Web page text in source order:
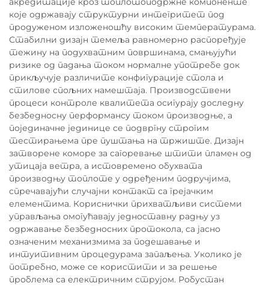
које одржавају структурни интегритет под
продуженом изложеношћу високим температурама.
Стабилни дизајн темеља равномерно распоређује
тежину на подухватним површинама, смањујући
ризике од падања током нормалне употребе док
прикључује различите конфигурације стола и
стилове спољних намештаја. Производствени
процеси контроле квалитета осигурају доследну
безбедносну перформансу током производње, а
појединачне јединице се подвргну строгим
тестирањема пре пуштања на тржиште. Дизајн
затворене коморе за сагоревање штити пламен од
утицаја ветра, а истовремено обухвата
производњу топлоте у одређеним подручјима,
спречавајући случајни контакт са грејачким
елементима. Кориснички прихватљиви системи
управљања омогућавају једноставну радњу уз
одржавање безбедносних протокола, са јасно
означеним механизмима за подешавање и
интуитивним процедурама запаљења. Уколико је
потребно, може се користити и за решење
проблема са електричним струјом. Робустан